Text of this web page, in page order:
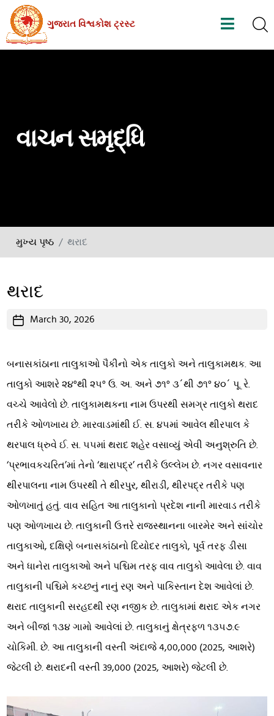
Skip
the
ગુજરાત વિશ્વકોશ ટ્રસ્ટ
વાચન સમૃદ્ધિ
મુખ્ય પૃષ્ઠ થરાદ
થરાદ
PostMarch 30, 2026
બનાસકાંઠાના તાલુકાઓ પૈકીનો એક તાલુકો અને તાલુકામથક. આ
તાલુકો આશરે ૨૪°થી ૨૫° ઉ. અ. અને ૭૧° ૩´થી ૭૧° ૪૦´ પૂ. રે.
વચ્ચે આવેલો છે. તાલુકામથકના નામ ઉપરથી સમગ્ર તાલુકો થરાદ
તરીકે ઓળખાય છે. મારવાડમાંથી ઈ. સ. ૪૫માં આવેલ થીરપાલ કે
થરપાલ ધ્રુવે ઈ. સ. ૫૫માં થરાદ શહેર વસાવ્યું એવી અનુશ્રુતિ છે.
‘પ્રભાવકચરિત’માં તેનો ‘થારાપદ્ર’ તરીકે ઉલ્લેખ છે. નગર વસાવનાર
થીરપાલના નામ ઉપરથી તે થીરપુર, થીરાડી, થીરપદ્ર તરીકે પણ
ઓળખાતું હતું. વાવ સહિત આ તાલુકાનો પ્રદેશ નાની મારવાડ તરીકે
પણ ઓળખાય છે. તાલુકાની ઉત્તરે રાજસ્થાનના બારમેર અને સાંચોર
તાલુકાઓ, દક્ષિણે બનાસકાંઠાનો દિયોદર તાલુકો, પૂર્વ તરફ ડીસા
અને ધાનેરા તાલુકાઓ અને પશ્ચિમ તરફ વાવ તાલુકો આવેલા છે. વાવ
તાલુકાની પશ્ચિમે કચ્છનું નાનું રણ અને પાકિસ્તાન દેશ આવેલાં છે.
થરાદ તાલુકાની સરહદથી રણ નજીક છે. તાલુકામાં થરાદ એક નગર
અને બીજાં ૧૩૪ ગામો આવેલાં છે. તાલુકાનું ક્ષેત્રફળ ૧૩૫૭.૯
ચોકિમી. છે. આ તાલુકાની વસ્તી અંદાજે 4,00,000 (2025, આશરે)
જેટલી છે. થરાદની વસ્તી 39,000 (2025, આશરે) જેટલી છે.